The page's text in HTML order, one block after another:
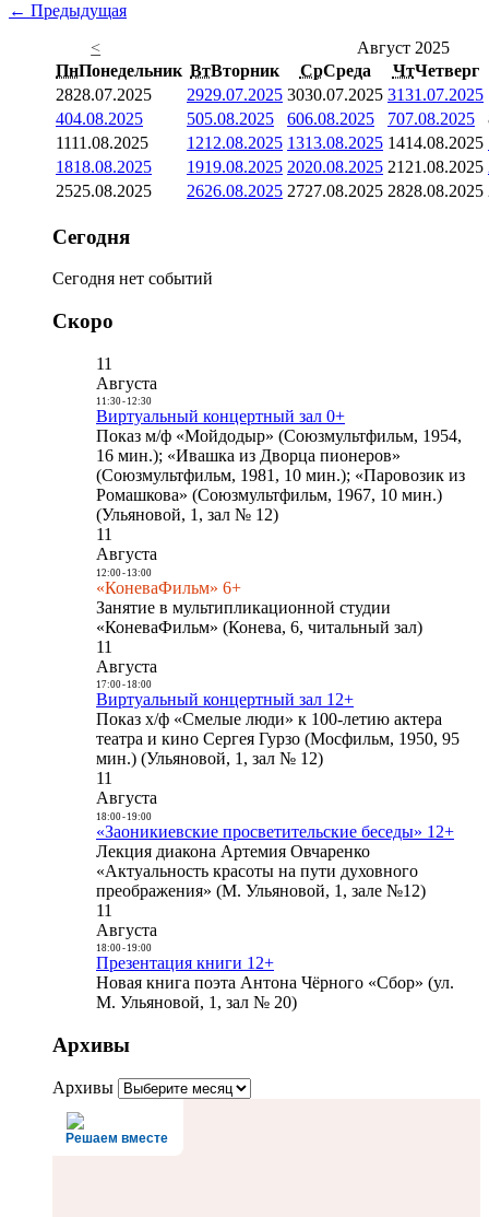
← Предыдущая
<
Август 2025
ПнПонедельник ВтВторник СрСреда ЧтЧетверг
2828.07.2025 2929.07.2025 3030.07.2025 3131.07.2025
404.08.2025 505.08.2025 606.08.2025 707.08.2025
1111.08.2025 1212.08.2025 1313.08.2025 1414.08.2025
1818.08.2025 1919.08.2025 2020.08.2025 21 21.08.2025
2525.08.2025 2626.08.2025 2727.08.2025 2828.08.2025
Сегодня
Сегодня нет событий
Скоро
11
Августа
11:30- 12:30
Виртуальный концертный зал 0+
Показ м/ф «Мойдодыр» (Союзмультфильм, 1954,
16 мин.); «Ивашка из Дворца пионеров»
(Союзмультфильм, 1981, 10 мин.); «Паровозик из
Ромашкова» (Союзмультфильм, 1967, 10 мин.)
(Ульяновой, 1, зал № 12)
11
Августа
12:00- 13:00
«КоневаФильм» 6+
Занятие в мультипликационной студии
«КоневаФильм» (Конева, 6, читальный зал)
11
Августа
17:00- 18:00
Виртуальный концертный зал 12+
Показ х/ф «Смелые люди» к 100-летию актера
театра и кино Сергея Гурзо (Мосфильм, 1950, 95
мин.) (Ульяновой, 1, зал № 12)
11
Августа
18:00- 19:00
«Заоникиевские просветительские беседы» 12+
Лекция диакона Артемия Овчаренко
«Актуальность красоты на пути духовного
преображения» (М. Ульяновой, 1, зале №12)
11
Августа
18:00- 19:00
Презентация книги 12+
Новая книга поэта Антона Чёрного «Сбор» (ул.
М. Ульяновой, 1, зал № 20)
Архивы
Архивы
Решаем вместе